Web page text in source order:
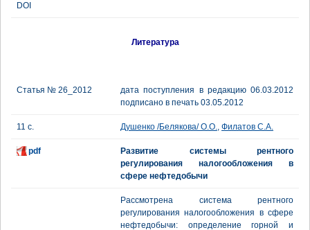
DOI
Литература
Статья № 26_2012
дата поступления в редакцию 06.03.2012
подписано в печать 03.05.2012
11 с. Душенко /Белякова/ О.О., Филатов С.А.
pdf
Развитие системы рентного
регулирования налогообложения в
сфере нефтедобычи
Рассмотрена система рентного
регулирования налогообложения в сфере
нефтедобычи: определение горной и